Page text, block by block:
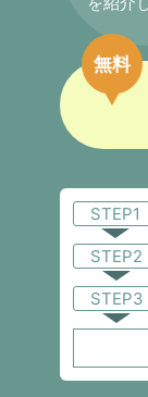
無料
STEP1
STEP2
STEP3